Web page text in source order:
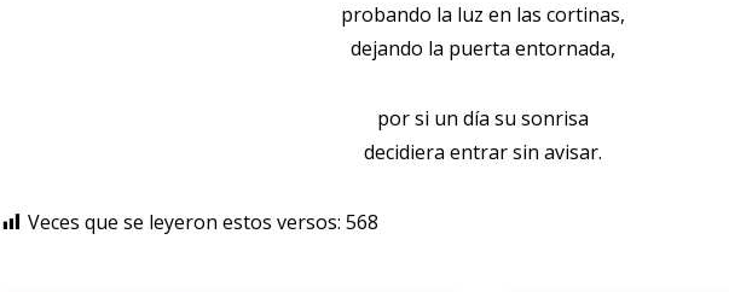
probando la luz en las cortinas,
dejando la puerta entornada,
por si un día su sonrisa
decidiera entrar sin avisar.
Veces que se leyeron estos versos: 568